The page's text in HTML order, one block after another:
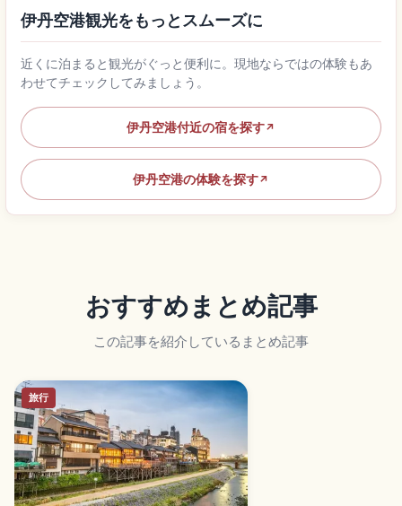
伊丹空港観光をもっとスムーズに
近くに泊まると観光がぐっと便利に。現地ならではの体験もあ
わせてチェックしてみましょう。
伊丹空港付近の宿を探す↗
伊丹空港の体験を探す↗
おすすめまとめ記事
この記事を紹介しているまとめ記事
旅行